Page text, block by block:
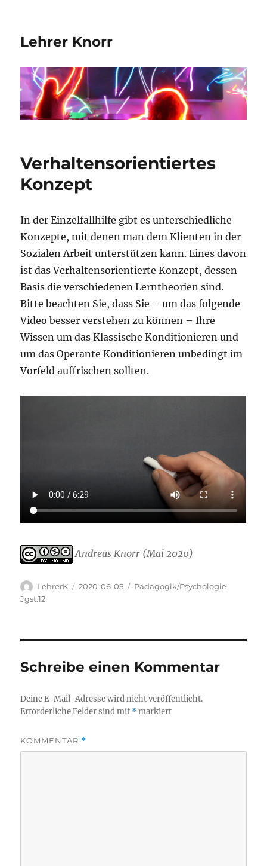
Lehrer Knorr
Verhaltensorientiertes
Konzept
In der Einzelfallhilfe gibt es unterschiedliche
Konzepte, mit denen man dem Klienten in der
Sozialen Arbeit unterstützen kann. Eines davon
ist das Verhaltensorientierte Konzept, dessen
Basis die verschiedenen Lerntheorien sind.
Bitte beachten Sie, dass Sie – um das folgende
Video besser verstehen zu können – Ihre
Wissen um das Klassische Konditionieren und
um das Operante Konditionieren unbedingt im
Vorfeld auffrischen sollten.
Andreas Knorr (Mai 2020)
Autor
LehrerK
Veröffentlicht
2020-06-05 Kategorien
Pädagogik/Psychologie
Jgst.12
Schreibe einen Kommentar
Deine E-Mail-Adresse wird nicht veröffentlicht.
Erforderliche Felder sind mit *markiert
KOMMENTAR *